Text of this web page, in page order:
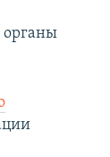
органы